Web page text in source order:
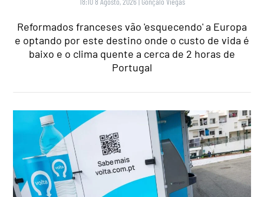
Reformados franceses vão 'esquecendo' a Europa
e optando por este destino onde o custo de vida é
baixo e o clima quente a cerca de 2 horas de
Portugal